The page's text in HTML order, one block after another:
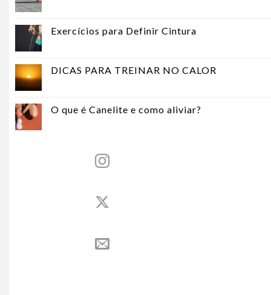
Exercícios para Definir Cintura
DICAS PARA TREINAR NO CALOR
O que é Canelite e como aliviar?